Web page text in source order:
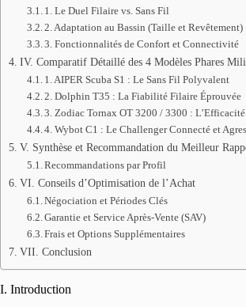
1. Le Duel Filaire vs. Sans Fil
2. Adaptation au Bassin (Taille et Revêtement)
3. Fonctionnalités de Confort et Connectivité
IV. Comparatif Détaillé des 4 Modèles Phares
1. AIPER Scuba S1 : Le Sans Fil Polyvalent
2. Dolphin T35 : La Fiabilité Filaire Éprouvée
3. Zodiac Tornax OT 3200 / 3300 :
4. Wybot C1 : Le Challenger Connecté et
V. Synthèse et Recommandation du Meilleur
Recommandations par Profil
VI. Conseils d’Optimisation de l’Achat
Négociation et Périodes Clés
Garantie et Service Après-Vente (SAV)
Frais et Options Supplémentaires
VII. Conclusion
I. Introduction